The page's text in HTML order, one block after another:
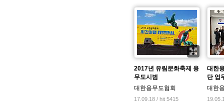
2017년 유림문화축제 용
무도시범
대한용무도협회
17.09.18 / hit 5415
대한
단 업
대한